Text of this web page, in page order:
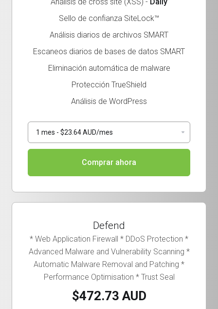
Sello de confianza SiteLock™
Análisis diarios de archivos SMART
Escaneos diarios de bases de datos SMART
Eliminación automática de malware
Protección TrueShield
Análisis de WordPress
Comprar ahora
Defend
* Web Application Firewall * DDoS Protection *
Advanced Malware and Vulnerability Scanning *
Automatic Malware Removal and Patching *
Performance Optimisation * Trust Seal
$472.73 AUD